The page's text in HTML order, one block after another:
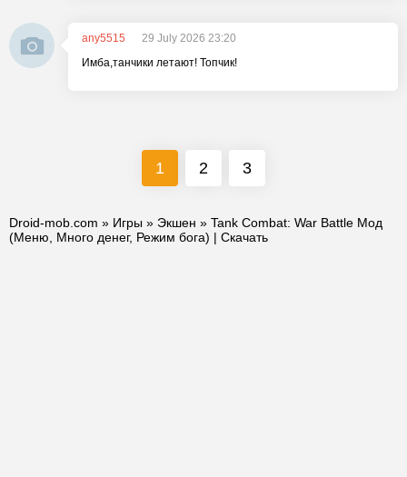
any5515
29 July 2026 23:20
Имба,танчики летают! Топчик!
1 2 3
Droid-mob.com » Игры » Экшен » Tank Combat: War Battle Мод
(Меню, Много денег, Режим бога) | Скачать